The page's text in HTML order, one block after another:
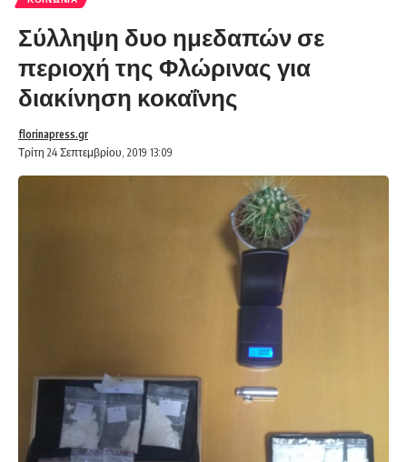
Σύλληψη δυο ημεδαπών σε
περιοχή της Φλώρινας για
διακίνηση κοκαΐνης
Τρίτη 24 Σεπτεμβρίου, 2019 13:09
florinapress.gr